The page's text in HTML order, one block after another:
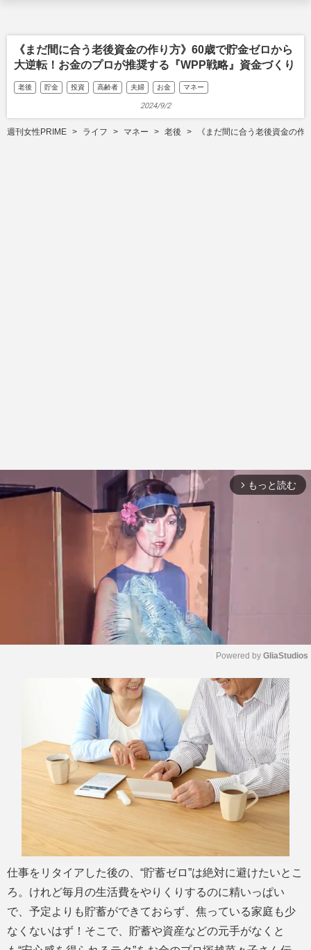
《まだ間に合う老後資金の作り方》60歳で貯金ゼロから
大逆転！お金のプロが推奨する『WPP戦略』資金づくり
老後 貯金 投資 高齢者 夫婦 お金 マネー
2024/9/2
週刊女性PRIME ライフ マネー 老後 《まだ間に合う老後資金の
arrow_forward_ios もっと読む
M
u
t
e
Powered by GliaStudios
仕事をリタイアした後の、“貯蓄ゼロ”は絶対に避けたいとこ
ろ。けれど毎月の生活費をやりくりするのに精いっぱい
で、予定よりも貯蓄ができておらず、焦っている家庭も少
なくないはず！そこで、貯蓄や資産などの元手がなくと